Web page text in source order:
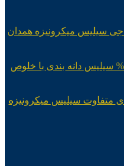
سیلیس میکرونیزه همدان
سیلیس دانه بندی با خلوص
سیلیس میکرونیزه